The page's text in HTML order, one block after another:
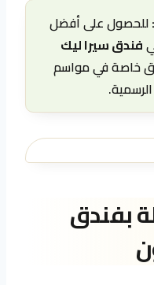
للحصول على أفضل
فندق سيرا ليك
خاصة في مواسم
بفندق